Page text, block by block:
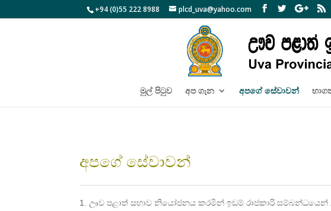
+94 (0)55 222 8988 plcd_uva@yahoo.com
මුල් පිටුව අප ගැන අපගේ සේවාවන්
අපගේ සේවාවන්
ඌව පළාත් සභාව නියෝජනය කරමින් ඉඩම් රාජකාරි සම්බන්ධයෙන්